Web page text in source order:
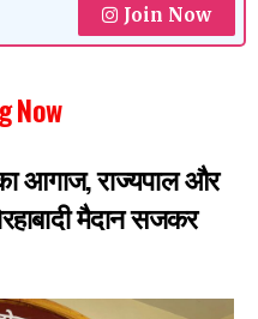
Join Now
Now
आगाज, राज्यपाल और
मैदान सजकर